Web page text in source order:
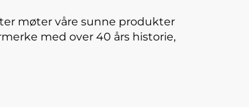
møter våre sunne produkter
med over 40 års historie,